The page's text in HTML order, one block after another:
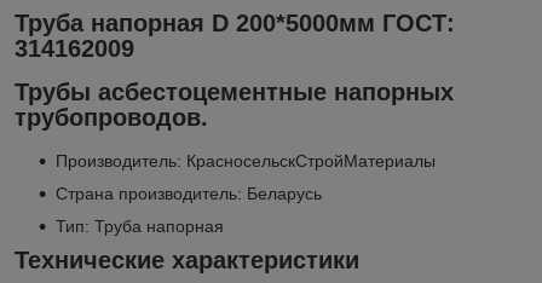
Труба напорная D 200*5000мм ГОСТ:
314162009
Трубы асбестоцементные напорных
трубопроводов.
Производитель: КрасносельскСтройМатериалы
Страна производитель: Беларусь
Тип: Труба напорная
Технические характеристики